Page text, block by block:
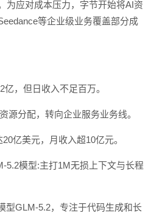
为应对成本压力，字节开始将AI资
等企业级业务覆盖部分成
，但日收入不足百万。
源分配，转向企业服务业务线。
亿美元，月收入超10亿元。
5.2模型:主打1M无损上下文与长程
型GLM-5.2，专注于代码生成和长